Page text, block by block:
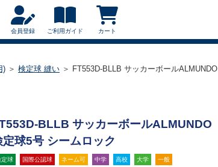
会員登録 ご利用ガイド カート
) ＞ 検定球 縫い ＞ FT553D-BLLB サッカーボールALMUNDO
BLLB サッカーボールALMUNDO
定球5号 シームロック
定球 国際公認球 ネーム可 中学 高校 大学 一般